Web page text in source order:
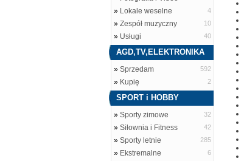
» Lokale weselne 4
» Zespół muzyczny 10
» Usługi 40
AGD,TV,ELEKTRONIKA
» Sprzedam 592
» Kupię 2
SPORT i HOBBY
» Sporty zimowe 32
» Siłownia i Fitness 42
» Sporty letnie 285
» Ekstremalne 6